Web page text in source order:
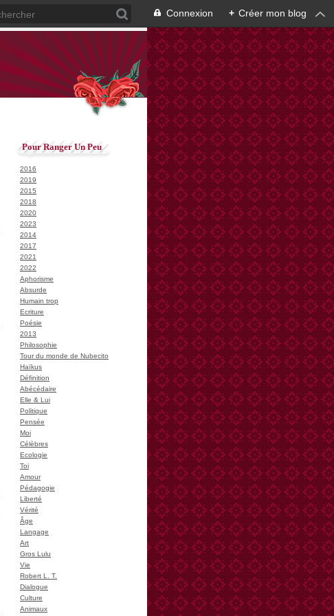
Connexion + Créer mon blog
Pour Ranger Un Peu
2016
2019
2015
2018
2020
2023
2014
2017
2021
2022
Aphorisme
Absurde
Humain trop
Ecriture
Poésie
2013
Philosophie
Tour du monde de Nubecito
Haïkus
Définition
Abécédaire
Elle & Lui
Politique
Pensée
Moi
Célèbres
Ecologie
Toi
Amour
Pédagogie
Liberté
Vérité
Âge
Langage
Art
Gros Lulu
Vie
Robert L. T.
Dialogue
Culture
Animaux